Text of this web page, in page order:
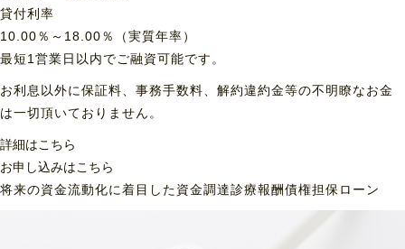
貸付利率
10.00％～18.00％（実質年率）
最短1営業日以内でご融資可能です。
お利息以外に保証料、事務手数料、解約違約金等の不明瞭なお金
は一切頂いておりません。
詳細はこちら
お申し込みはこちら
将来の資金流動化に着目した資金調達診療報酬債権担保ローン